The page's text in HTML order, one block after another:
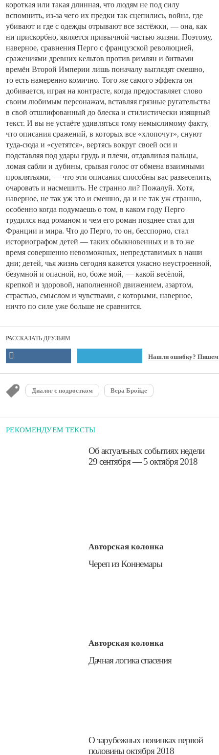
короткая или такая длинная, что людям не под силу
вспомнить, из-за чего их предки так сцепились, война, где
убивают и где с одежды отрывают все застёжки, — она, как
ни прискорбно, является привычной частью жизни. Поэтому,
наверное, сравнения Перго с французской революцией,
сражениями древних кельтов против римлян и битвами
времён Второй Империи лишь поначалу выглядят смешно,
то есть намеренно комично. Того же самого эффекта он
добивается, играя на контрасте, когда предоставляет слово
своим любимым персонажам, вставляя грязные ругательства
в свой отшлифованный до блеска и стилистически изящный
текст. И вы не устаёте удивляться тому немыслимому факту,
что описания сражений, в которых все «хлопочут», снуют
туда-сюда и «суетятся», вертясь вокруг своей оси и
подставляя под удары грудь и плечи, отдавливая пальцы,
ломая сабли и дубины, срывая голос от обмена взаимными
проклятьями, — что эти описания способны вас развеселить,
очаровать и насмешить. Не странно ли? Пожалуй. Хотя,
наверное, не так уж это и смешно, да и не так уж странно,
особенно когда подумаешь о том, в каком году Перго
трудился над романом и чем его роман позднее стал для
Франции и мира. Что до Перго, то он, бесспорно, стал
историографом детей — таких обыкновенных и в то же
время совершенно невозможных, непредставимых в наши
дни; детей, чья жизнь сегодня кажется ужасно неустроенной,
безумной и опасной, но, боже мой, — какой весёлой,
крепкой и здоровой, наполненной движением, азартом,
страстью, смыслом и чувствами, с которыми, наверное,
ничто по силе уже больше не сравнится.
РАССКАЗАТЬ ДРУЗЬЯМ
Нашли ошибку? Пишем
Диалог с подростком Вера Бройде
РЕКОМЕНДУЕМ ТЕКСТЫ
​Об актуальных событиях недели
29 сентября — 5 октября 2018
Авторская колонка
​Череп из Коннемары
Авторская колонка
​Дачная логика спасения
​О зарубежных новинках первой
половины октября 2018